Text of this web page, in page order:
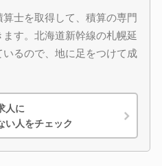
士を取得して、積算の専門
す。北海道新幹線の札幌延
るので、地に足をつけて成
人に
い人をチェック